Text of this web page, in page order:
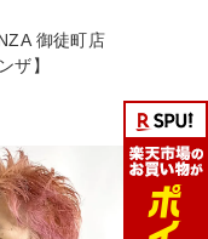
御徒町店
ザ】